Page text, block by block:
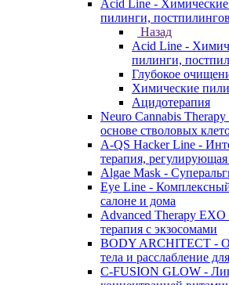
Acid Line -
пилинги,
Назад
Acid Line -
пилинги,
Глубокое
Химические
Ацидотерапия
Neuro Cannabis
основе стволовых
A-QS Hacker Line -
терапия,
Algae Mask -
Eye Line - Комплексный
салоне и дома
Advanced Therapy
терапия с экзосомами
BODY ARCHITECT -
тела и расслабление
C-FUSION GLOW -